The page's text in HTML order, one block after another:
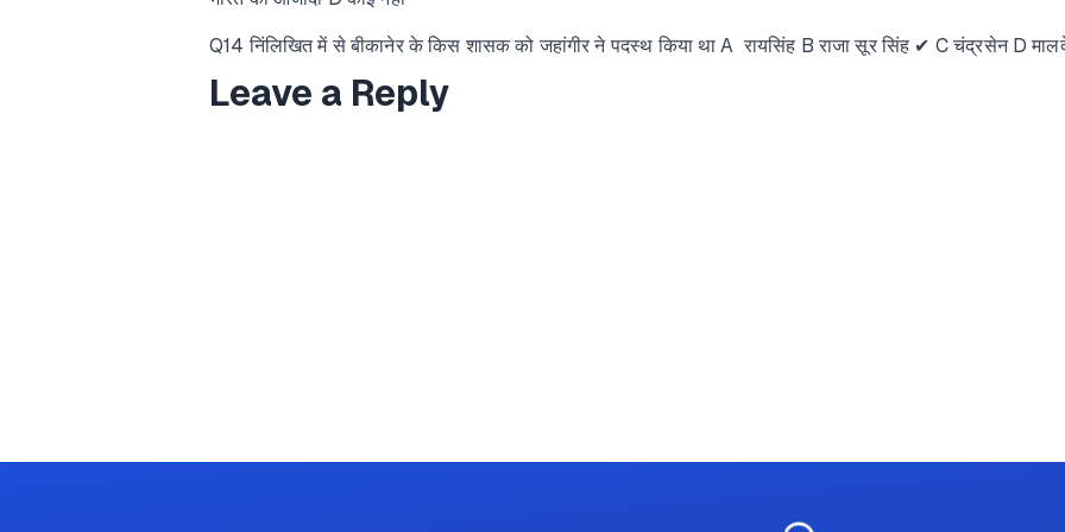
Q14 निंलिखित में से बीकानेर के किस शासक को जहांगीर ने पदस्थ किया था A रायसिंह B राजा सूर सिंह ✔ C चंद्रसेन D
Leave a Reply